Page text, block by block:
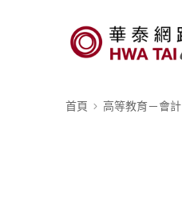
首頁 高等教育－會計